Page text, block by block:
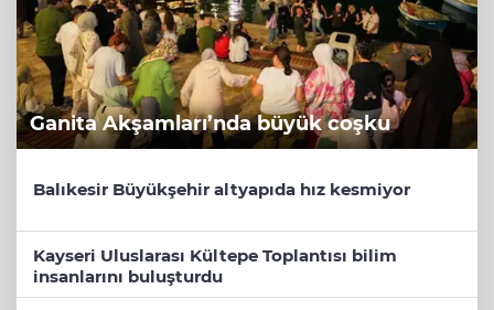
Ganita Akşamları’nda büyük coşku
Balıkesir Büyükşehir altyapıda hız kesmiyor
Kayseri Uluslarası Kültepe Toplantısı bilim
insanlarını buluşturdu